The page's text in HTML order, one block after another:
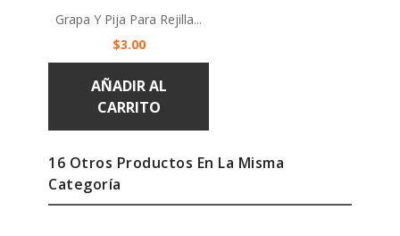
Precio
$3.00
AÑADIR AL
CARRITO
Categoría